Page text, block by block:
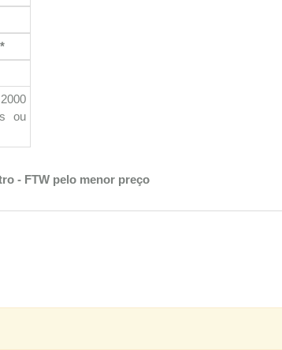
ou
- FTW pelo menor preço